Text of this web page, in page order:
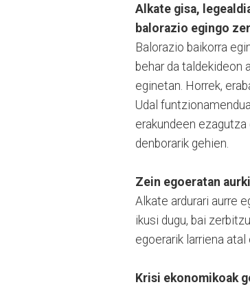
Alkate gisa,
balorazio egingo
Balorazio baikorra
behar da taldekideon
eginetan. Horrek,
Udal
erakundeen
denborarik gehien.
Zein egoeratan
Alkate ardurari aurre
ikusi dugu, bai
egoerarik larriena atal
Krisi ekonomikoak